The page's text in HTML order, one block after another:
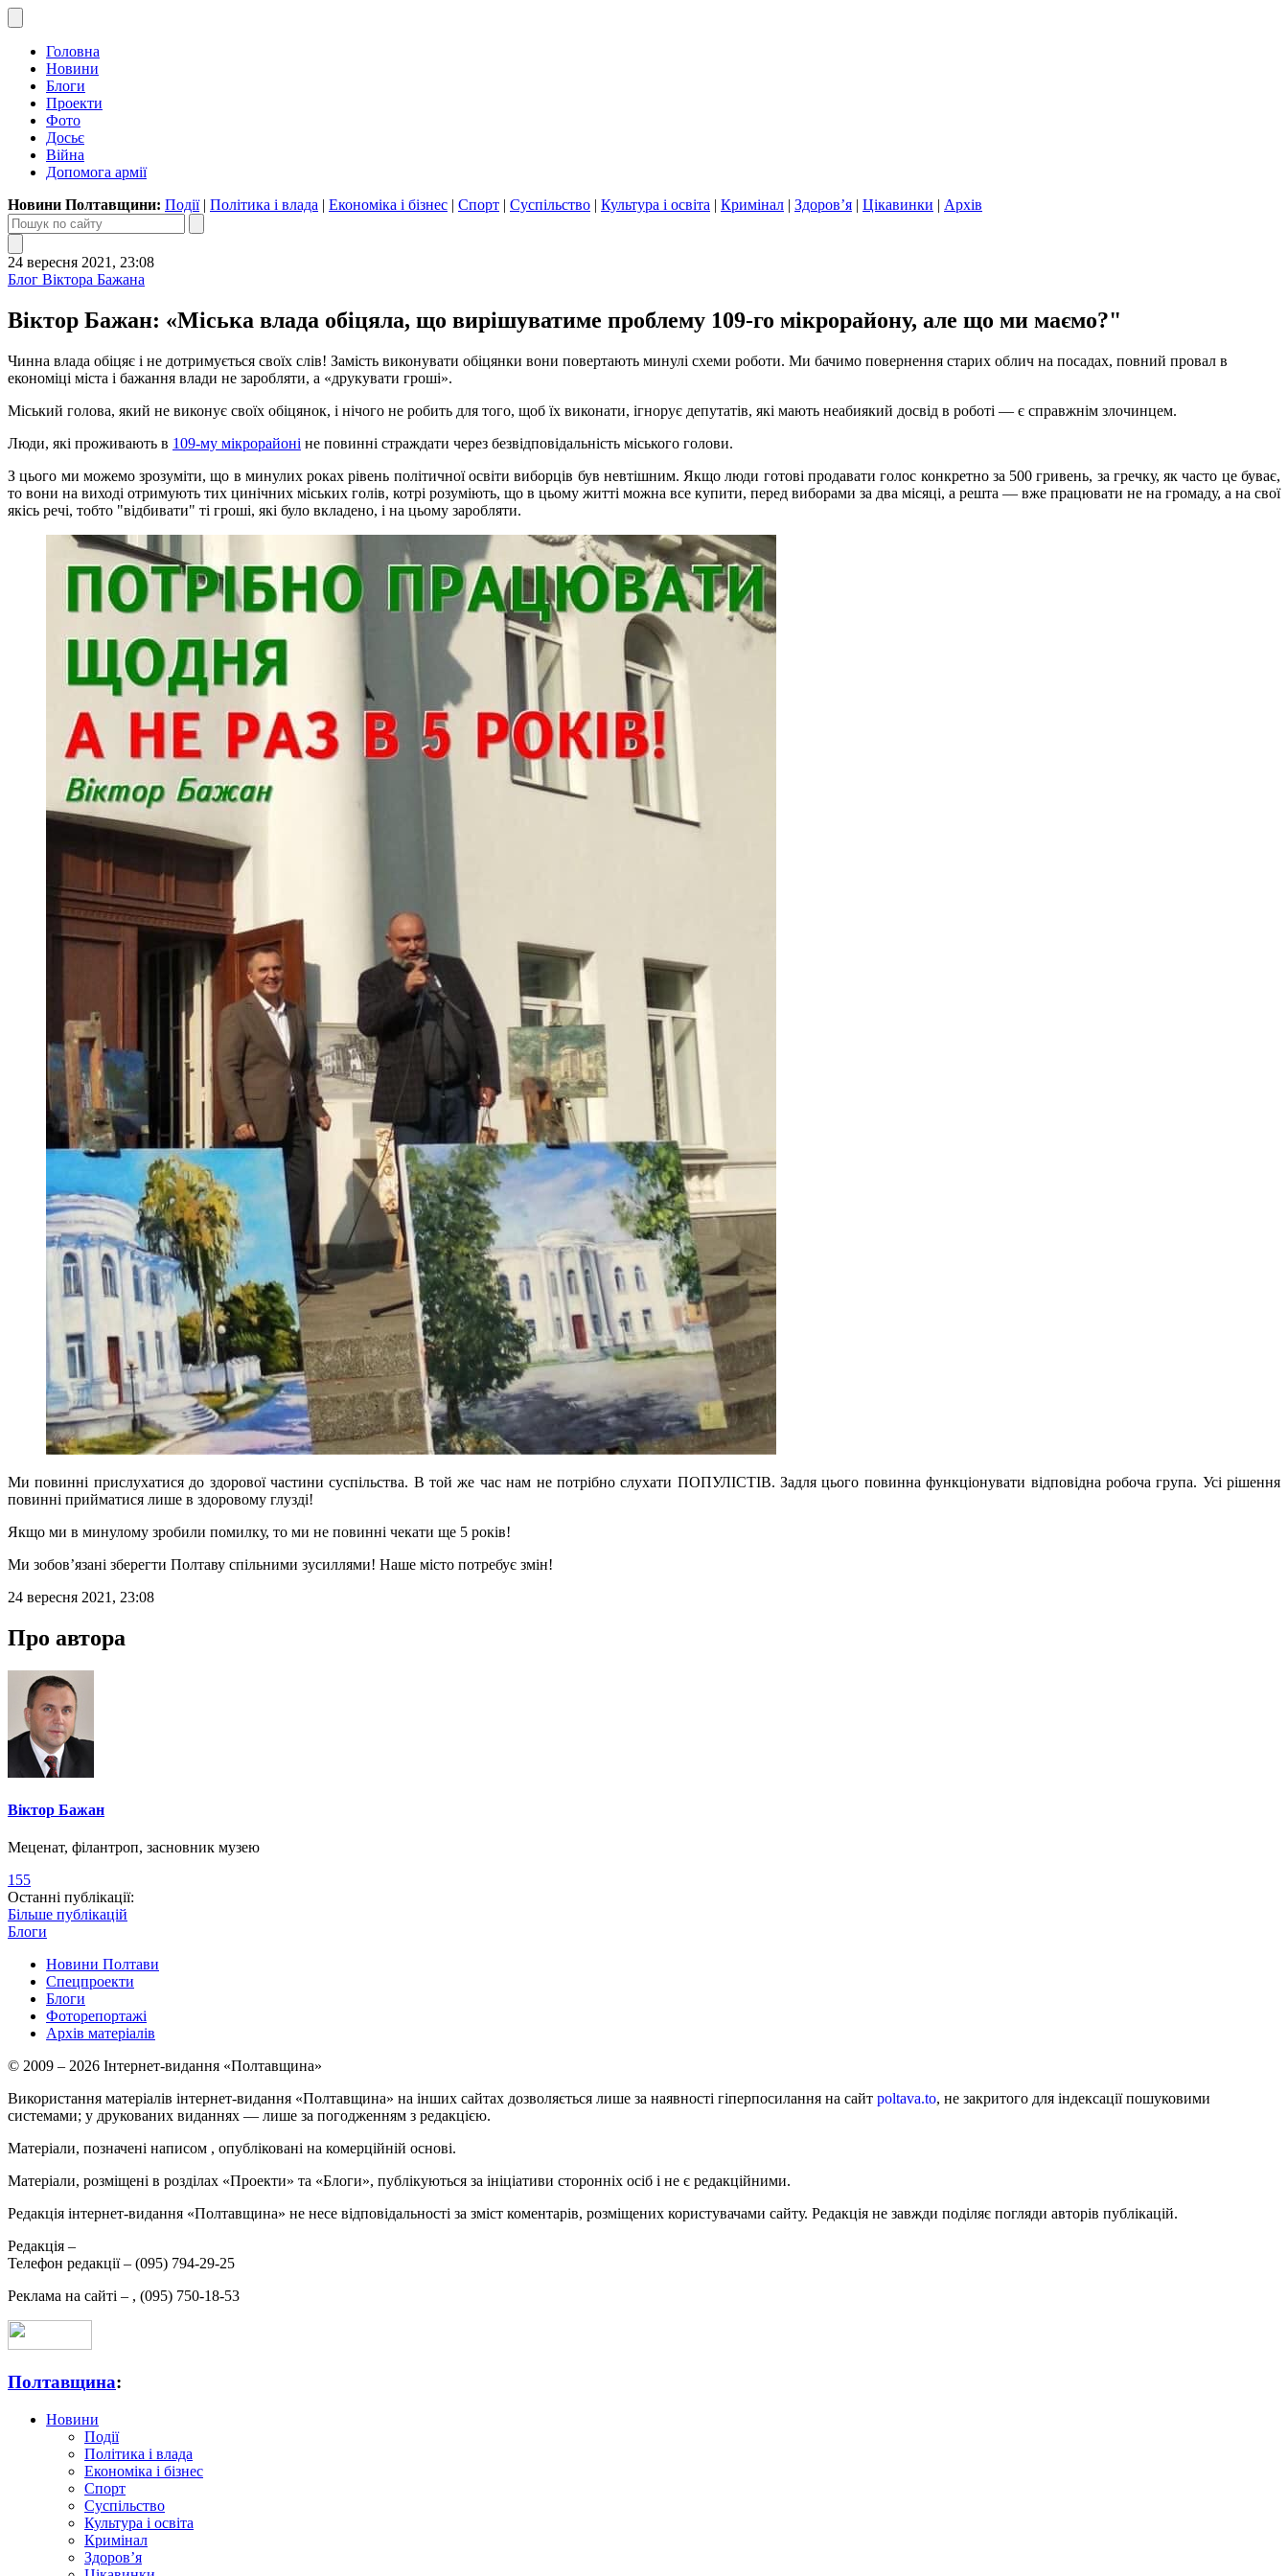
Головна
Новини
Блоги
Проекти
Фото
Досьє
Війна
Допомога армії
Новини Полтавщини: Події| Політика і влада | Економіка і бізнес | Спорт | Суспільство | Культура і освіта | Кримінал | Здоров’я | Цікавинки | Архів
24 вересня 2021, 23:08
Блог Віктора Бажана
Віктор Бажан: «Міська влада обіцяла, що вирішуватиме проблему 109-го мікрорайону, але що ми маємо?"
Чинна влада обіцяє і не дотримується своїх слів! Замість виконувати обіцянки вони повертають минулі схеми роботи. Ми бачимо повернення старих облич на посадах, повний провал в
економіці міста і бажання влади не заробляти, а «друкувати гроші».
Міський голова, який не виконує своїх обіцянок, і нічого не робить для того, щоб їх виконати, ігнорує депутатів, які мають неабиякий досвід в роботі — є справжнім злочинцем.
Люди, які проживають в 109-му мікрорайоні не повинні страждати через безвідповідальність міського голови.
З цього ми можемо зрозуміти, що в минулих роках рівень політичної освіти виборців був невтішним. Якщо люди готові продавати голос конкретно за 500 гривень, за гречку, як часто це буває,
то вони на виході отримують тих цинічних міських голів, котрі розуміють, що в цьому житті можна все купити, перед виборами за два місяці, а решта — вже працювати не на громаду, а на свої
якісь речі, тобто "відбивати" ті гроші, які було вкладено, і на цьому заробляти.
Ми повинні прислухатися до здорової частини суспільства. В той же час нам не потрібно слухати ПОПУЛІСТІВ. Задля цього повинна функціонувати відповідна робоча група. Усі рішення
повинні прийматися лише в здоровому глузді!
Якщо ми в минулому зробили помилку, то ми не повинні чекати ще 5 років!
Ми зобов’язані зберегти Полтаву спільними зусиллями! Наше місто потребує змін!
24 вересня 2021, 23:08
Про автора
Віктор Бажан
Меценат, філантроп, засновник музею
155
Останні публікації:
Більше публікацій
Блоги
Новини Полтави
Спецпроекти
Блоги
Фоторепортажі
Архів матеріалів
© 2009 – 2026 Інтернет-видання «Полтавщина»
Використання матеріалів інтернет-видання «Полтавщина» на інших сайтах дозволяється лише за наявності гіперпосилання на сайт poltava.to, не закритого для індексації пошуковими
системами; у друкованих виданнях — лише за погодженням з редакцією.
Матеріали, позначені написом , опубліковані на комерційній основі.
Матеріали, розміщені в розділах «Проекти» та «Блоги», публікуються за ініціативи сторонніх осіб і не є редакційними.
Редакція інтернет-видання «Полтавщина» не несе відповідальності за зміст коментарів, розміщених користувачами сайту. Редакція не завжди поділяє погляди авторів публікацій.
Редакція –
Телефон редакції – (095) 794-29-25
Реклама на сайті – , (095) 750-18-53
Полтавщина:
Новини
Події
Політика і влада
Економіка і бізнес
Спорт
Суспільство
Культура і освіта
Кримінал
Здоров’я